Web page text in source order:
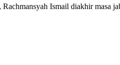
Ismail diakhir masa